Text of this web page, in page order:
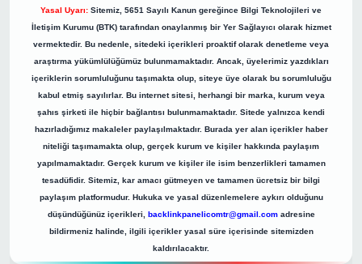
Yasal Uyarı: Sitemiz, 5651 Sayılı Kanun gereğince Bilgi Teknolojileri ve
İletişim Kurumu (BTK) tarafından onaylanmış bir Yer Sağlayıcı olarak hizmet
vermektedir. Bu nedenle, sitedeki içerikleri proaktif olarak denetleme veya
araştırma yükümlülüğümüz bulunmamaktadır. Ancak, üyelerimiz yazdıkları
içeriklerin sorumluluğunu taşımakta olup, siteye üye olarak bu sorumluluğu
kabul etmiş sayılırlar. Bu internet sitesi, herhangi bir marka, kurum veya
şahıs şirketi ile hiçbir bağlantısı bulunmamaktadır. Sitede yalnızca kendi
hazırladığımız makaleler paylaşılmaktadır. Burada yer alan içerikler haber
niteliği taşımamakta olup, gerçek kurum ve kişiler hakkında paylaşım
yapılmamaktadır. Gerçek kurum ve kişiler ile isim benzerlikleri tamamen
tesadüfidir. Sitemiz, kar amacı gütmeyen ve tamamen ücretsiz bir bilgi
paylaşım platformudur. Hukuka ve yasal düzenlemelere aykırı olduğunu
düşündüğünüz içerikleri, backlinkpanelicomtr@gmail.comadresine
bildirmeniz halinde, ilgili içerikler yasal süre içerisinde sitemizden
kaldırılacaktır.